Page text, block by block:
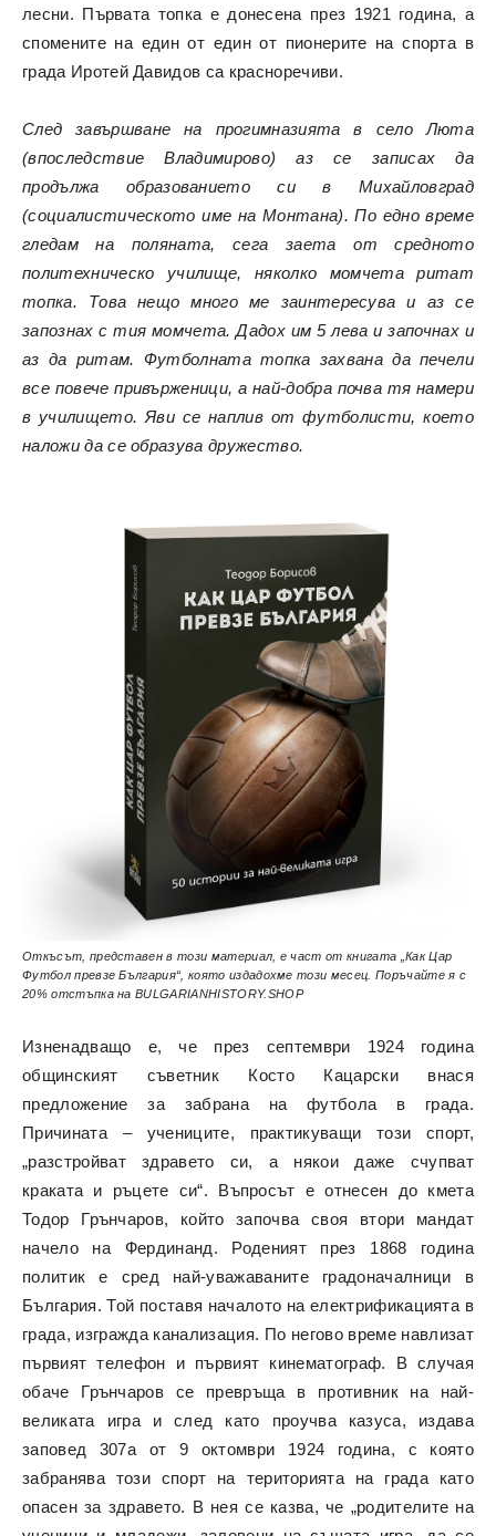
лесни. Първата топка е донесена през 1921 година, а
спомените на един от един от пионерите на спорта в
града Иротей Давидов са красноречиви.
След завършване на прогимназията в село Люта
(впоследствие Владимирово) аз се записах да
продължа образованието си в Михайловград
(социалистическото име на Монтана). По едно време
гледам на поляната, сега заета от средното
политехническо училище, няколко момчета ритат
топка. Това нещо много ме заинтересува и аз се
запознах с тия момчета. Дадох им 5 лева и започнах и
аз да ритам. Футболната топка захвана да печели
все повече привърженици, а най-добра почва тя намери
в училището. Яви се наплив от футболисти, което
наложи да се образува дружество.
Откъсът, представен в този материал, е част от книгата „Как Цар
Футбол превзе България“, която издадохме този месец. Поръчайте я с
20% отстъпка на BULGARIANHISTORY.SHOP
Изненадващо е, че през септември 1924 година
общинският съветник Косто Кацарски внася
предложение за забрана на футбола в града.
Причината – учениците, практикуващи този спорт,
„разстройват здравето си, а някои даже счупват
краката и ръцете си“. Въпросът е отнесен до кмета
Тодор Грънчаров, който започва своя втори мандат
начело на Фердинанд. Роденият през 1868 година
политик е сред най-уважаваните градоначалници в
България. Той поставя началото на електрификацията в
града, изгражда канализация. По негово време навлизат
първият телефон и първият кинематограф. В случая
обаче Грънчаров се превръща в противник на най-
великата игра и след като проучва казуса, издава
заповед 307а от 9 октомври 1924 година, с която
забранява този спорт на територията на града като
опасен за здравето. В нея се казва, че „родителите на